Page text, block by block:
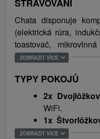
niekoľko bežeckých
Kubašok, Ski
Bystré. Jedinečnosť
nespočetné aktivity
ktoromkoľvek ročnom
STRAVOVÁNÍ
Chata disponuje
(elektrická rúra,
toastovač,
TV/SAT) s
reštaurácií ako aj
ZOBRAZIT VÍCE
TYPY POKOJŮ
2x
WiFi.
1x
(možnosť
ZOBRAZIT VÍCE